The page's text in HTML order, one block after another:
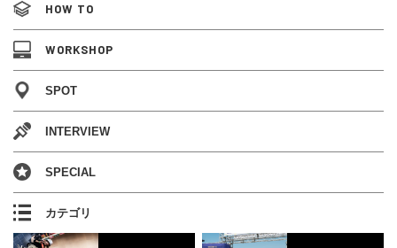
HOW TO
WORKSHOP
SPOT
INTERVIEW
SPECIAL
カテゴリ